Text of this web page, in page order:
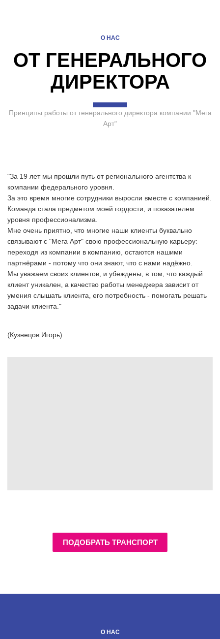
О НАС
ОТ ГЕНЕРАЛЬНОГО
ДИРЕКТОРА
Принципы работы от генерального директора компании "Мега
Арт"
"За 19 лет мы прошли путь от регионального агентства к
компании федерального уровня.
За это время многие сотрудники выросли вместе с компанией.
Команда стала предметом моей гордости, и показателем
уровня профессионализма.
Мне очень приятно, что многие наши клиенты буквально
связывают с "Мега Арт" свою профессиональную карьеру:
переходя из компании в компанию, остаются нашими
партнёрами - потому что они знают, что с нами надёжно.
Мы уважаем своих клиентов, и убеждены, в том, что каждый
клиент уникален, а качество работы менеджера зависит от
умения слышать клиента, его потребность - помогать решать
задачи клиента."
(Кузнецов Игорь)
ПОДОБРАТЬ ТРАНСПОРТ
О НАС